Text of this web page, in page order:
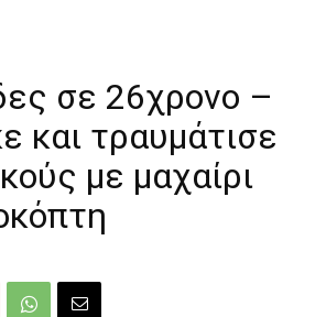
σε 26χρονο –
και τραυμάτισε
με μαχαίρι